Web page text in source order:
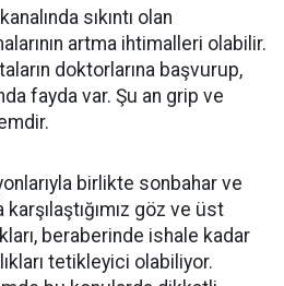
sıkıntı olan
artma ihtimalleri olabilir.
doktorlarına başvurup,
fayda var. Şu an grip ve
birlikte sonbahar ve
karşılaştığımız göz ve üst
beraberinde ishale kadar
tetikleyici olabiliyor.